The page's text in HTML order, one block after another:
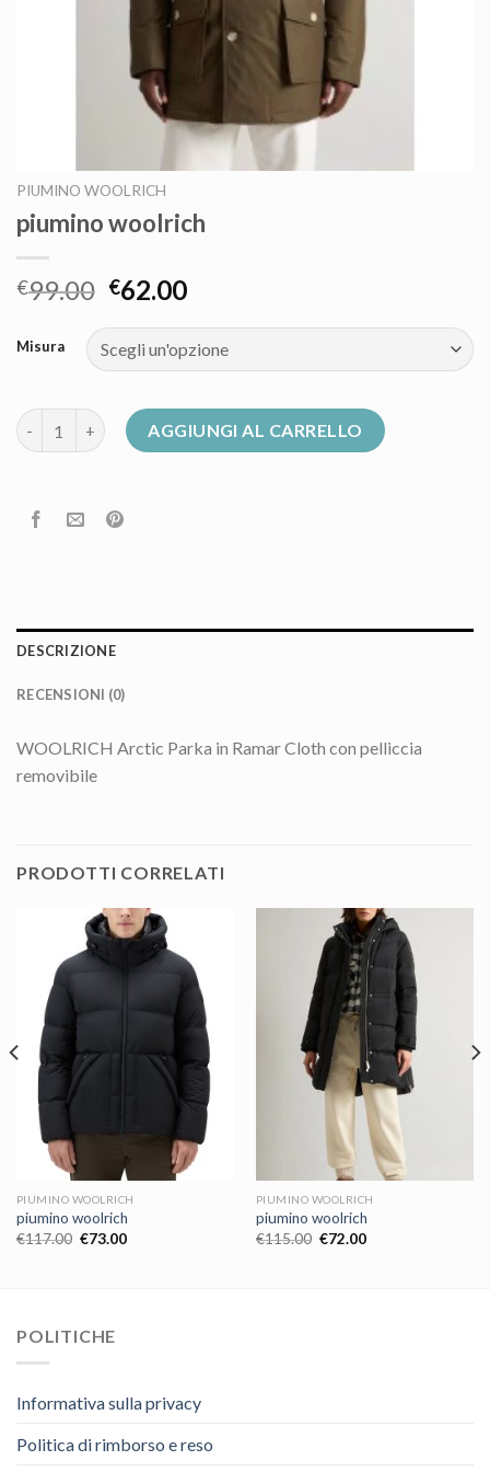
PIUMINO WOOLRICH
piumino woolrich
€99.00 €62.00
Misura
piumino woolrich quantitàAGGIUNGI AL CARRELLO
DESCRIZIONE
RECENSIONI (0)
WOOLRICH Arctic Parka in Ramar Cloth con pelliccia
removibile
PRODOTTI CORRELATI
PIUMINO WOOLRICH
piumino woolrich
€117.00 €73.00
PIUMINO WOOLRICH
piumino woolrich
€115.00 €72.00
POLITICHE
Informativa sulla privacy
Politica di rimborso e reso